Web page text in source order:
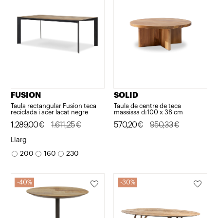
FUSION
Taula rectangular Fusion teca
reciclada i acer lacat negre
1.611,25€
El
preu
original
1.289,00€
El
preu
actual
Llarg
200 160 230
SOLID
Taula de centre de teca
massissa d:100 x 38 cm
950,33€
El
570,20€
El
40% 30%